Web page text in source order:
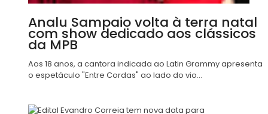
Analu Sampaio volta à terra natal
com show dedicado aos clássicos
da MPB
Aos 18 anos, a cantora indicada ao Latin Grammy apresenta
o espetáculo "Entre Cordas" ao lado do vio...